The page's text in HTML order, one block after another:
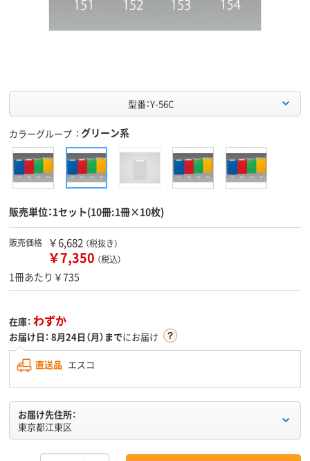
型番：Y-56C
カラーグループ グリーン系
販売単位：1セット(10冊:1冊×10枚)
販売価格 ￥6,682 （税抜き）
￥7,350 （税込）
1冊あたり￥735
在庫： わずか
お届け日： 8月24日（月）までにお届け
直送品 エスコ
お届け先住所：
東京都江東区